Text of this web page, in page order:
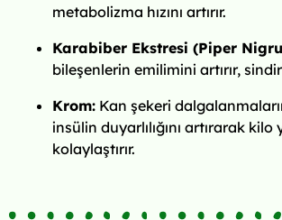
metabolizma hızını artırır.
Karabiber Ekstresi (Piper
bileşenlerin emilimini artırır,
Krom: Kan şekeri
insülin duyarlılığını artırarak
kolaylaştırır.